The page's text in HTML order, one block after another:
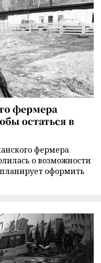
фермера
остаться в
фермера
о возможности
планирует оформить